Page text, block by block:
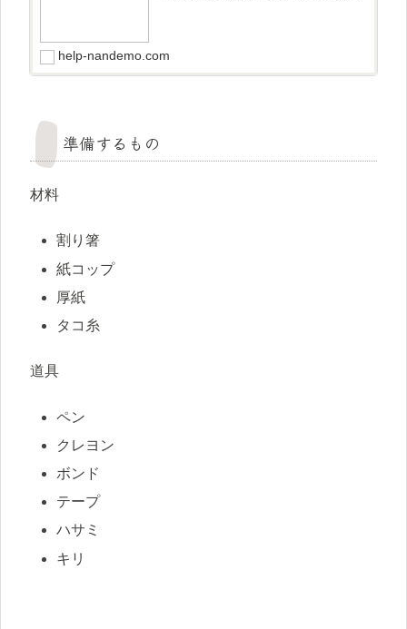
help-nandemo.com
準備するもの
材料
割り箸
紙コップ
厚紙
タコ糸
道具
ペン
クレヨン
ボンド
テープ
ハサミ
キリ